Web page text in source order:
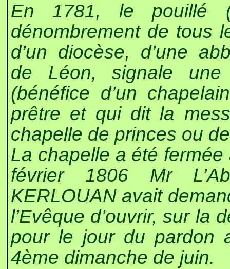
En 1781, le pouillé
dénombrement de tous
d’un diocèse, d’une
de Léon, signale une
(bénéfice d’un
prêtre et qui dit la
chapelle de princes ou
La chapelle a été
février 1806 Mr
KERLOUAN avait
l’Evêque d’ouvrir, sur la
pour le jour du pardon
4ème dimanche de juin.